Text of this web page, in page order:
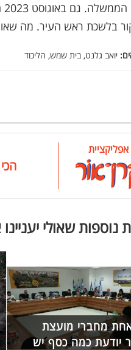
בלשכת ראש העיר. מה
יואב גלנט, בית שמש, הליכוד
אפליקציית
נוספות שאולי
מחברי מועצת
יודעת כמה כסף יש